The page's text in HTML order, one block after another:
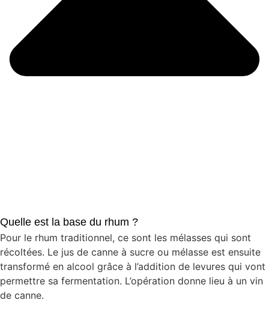
Quelle est la base du rhum ?
Pour le rhum traditionnel, ce sont les mélasses qui sont
récoltées. Le jus de canne à sucre ou mélasse est ensuite
transformé en alcool grâce à l’addition de levures qui vont
permettre sa fermentation. L’opération donne lieu à un vin
de canne.